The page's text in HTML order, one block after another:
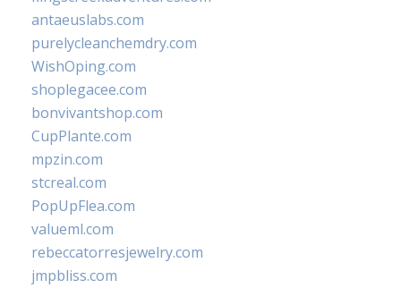
antaeuslabs.com
purelycleanchemdry.com
WishOping.com
shoplegacee.com
bonvivantshop.com
CupPlante.com
mpzin.com
stcreal.com
PopUpFlea.com
valueml.com
rebeccatorresjewelry.com
jmpbliss.com